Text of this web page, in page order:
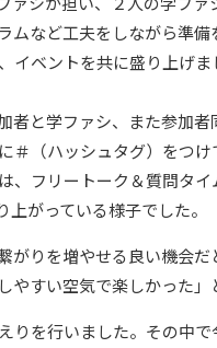
など工夫をしながら準
ベントを共に盛り上げま
と学ファシ、また参加
（ハッシュタグ）をつ
フリートーク＆質問タ
がっている様子でした。
りを増やせる良い機会
すい空気で楽しかった」
を行いました。その中